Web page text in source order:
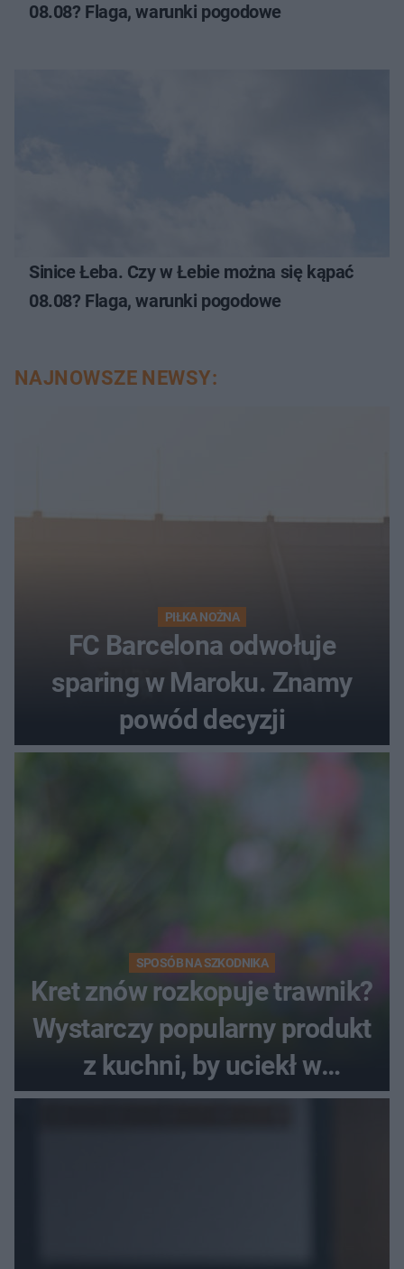
08.08? Flaga, warunki pogodowe
Sinice Łeba. Czy w Łebie można się kąpać
08.08? Flaga, warunki pogodowe
NAJNOWSZE NEWSY:
PIŁKA NOŻNA
FC Barcelona odwołuje
sparing w Maroku. Znamy
powód decyzji
SPOSÓB NA SZKODNIKA
Kret znów rozkopuje trawnik?
Wystarczy popularny produkt
z kuchni, by uciekł w
popłochu